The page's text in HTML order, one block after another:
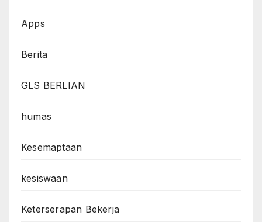
Apps
Berita
GLS BERLIAN
humas
Kesemaptaan
kesiswaan
Keterserapan Bekerja